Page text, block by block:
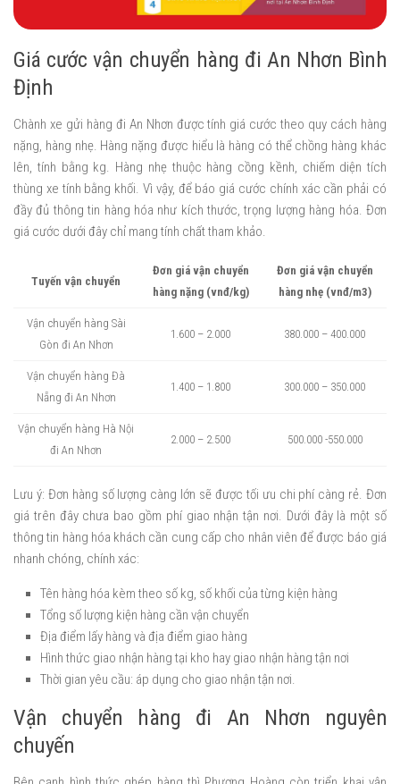
Giá cước vận chuyển hàng đi An Nhơn Bình
Định
Chành xe gửi hàng đi An Nhơn được tính giá cước theo quy cách hàng
nặng, hàng nhẹ. Hàng nặng được hiểu là hàng có thể chồng hàng khác
lên, tính bằng kg. Hàng nhẹ thuộc hàng cồng kềnh, chiếm diện tích
thùng xe tính bằng khối. Vì vậy, để báo giá cước chính xác cần phải có
đầy đủ thông tin hàng hóa như kích thước, trọng lượng hàng hóa. Đơn
giá cước dưới đây chỉ mang tính chất tham khảo.
Tuyến vận chuyển
Đơn giá vận chuyển
hàng nặng (vnđ/kg)
Đơn giá vận chuyển
hàng nhẹ (vnđ/m3)
Vận chuyển hàng Sài
Gòn đi An Nhơn
1.600 – 2.000 380.000 – 400.000
Vận chuyển hàng Đà
Nẵng đi An Nhơn
1.400 – 1.800 300.000 – 350.000
Vận chuyển hàng Hà Nội
đi An Nhơn
2.000 – 2.500 500.000 -550.000
Lưu ý: Đơn hàng số lượng càng lớn sẽ được tối ưu chi phí càng rẻ. Đơn
giá trên đây chưa bao gồm phí giao nhận tận nơi. Dưới đây là một số
thông tin hàng hóa khách cần cung cấp cho nhân viên để được báo giá
nhanh chóng, chính xác:
Tên hàng hóa kèm theo số kg, số khối của từng kiện hàng
Tổng số lượng kiện hàng cần vận chuyển
Địa điểm lấy hàng và địa điểm giao hàng
Hình thức giao nhận hàng tại kho hay giao nhận hàng tận nơi
Thời gian yêu cầu: áp dụng cho giao nhận tận nơi.
Vận chuyển hàng đi An Nhơn nguyên
chuyến